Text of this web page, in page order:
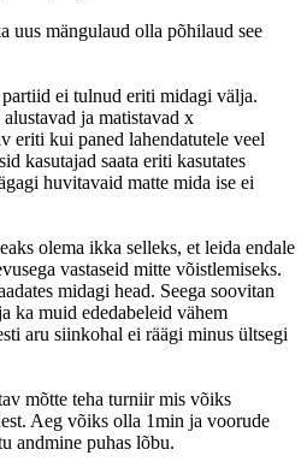
uus mängulaud olla põhilaud see
ei tulnud eriti midagi välja.
ja matistavad x
eriti kui paned lahendatutele veel
kasutajad saata eriti kasutates
huvitavaid matte mida ise ei
olema ikka selleks, et leida endale
vastaseid mitte võistlemiseks.
midagi head. Seega soovitan
ka muid ededabeleid vähem
aru siinkohal ei räägi minus ültsegi
mõtte teha turniir mis võiks
Aeg võiks olla 1min ja voorude
andmine puhas lõbu.